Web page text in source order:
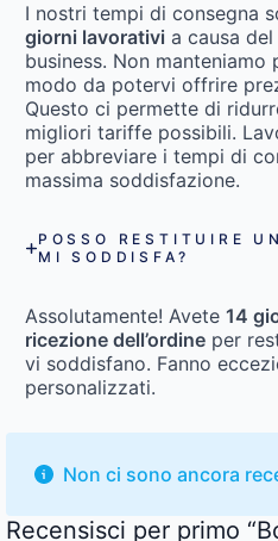
I nostri tempi di consegna
giorni lavorativi a causa
business. Non
modo da potervi offrire
Questo ci permette di
migliori tariffe possibili.
per abbreviare i tempi di
massima soddisfazione.
POSSO RESTITUIRE
MI SODDISFA?
Assolutamente! Avete 14
ricezione dell’ordine per
vi soddisfano. Fanno
personalizzati.
Non ci sono ancora
Recensisci per primo